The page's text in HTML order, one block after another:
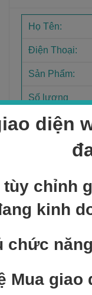
Sản phẩm bán
NEW
400,000₫
diện
tùy chỉnh
kinh
chức
Mua giao